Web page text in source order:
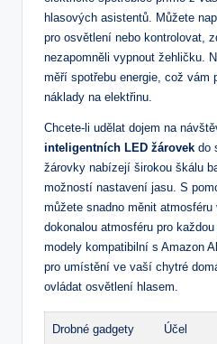
hlasových asistentů. Můžete
‍pro​ osvětlení nebo ‌kontrolovat,
nezapomněli vypnout žehličku.
měří⁤ spotřebu energie, což vám
náklady na elektřinu.
Chcete-li udělat dojem na
inteligentních LED žárovek do
žárovky nabízejí širokou ‌škálu
možností nastavení jasu. S
můžete snadno měnit
dokonalou atmosféru⁤ pro
⁢modely ‍kompatibilní s Amazon
pro umístění ve vaší chytré
ovládat osvětlení hlasem.
Drobné ​gadgety Účel